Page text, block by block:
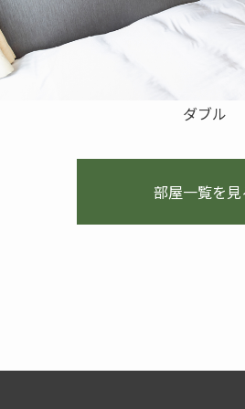
ダブル
部屋一覧を見